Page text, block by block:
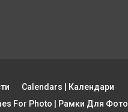
Calendars | Календари
For Photo | Рамки Для Фото